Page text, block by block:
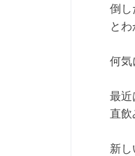
倒し
とわ
何気
最近
直飲
新